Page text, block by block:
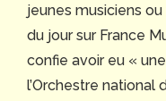
jeunes musiciens
du jour sur France
confie avoir eu «
l’Orchestre